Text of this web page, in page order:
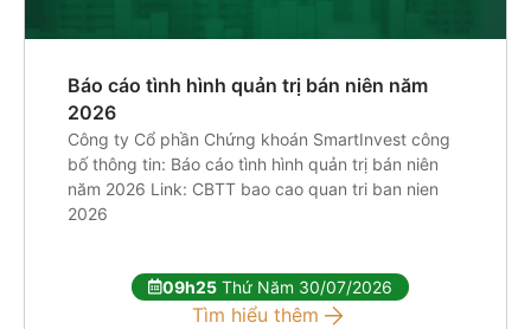
Báo cáo tình hình quản trị bán niên năm
2026
Công ty Cổ phần Chứng khoán SmartInvest công
bố thông tin: Báo cáo tình hình quản trị bán niên
năm 2026 Link: CBTT bao cao quan tri ban nien
2026
09h25 Thứ Năm 30/07/2026
Tìm hiểu thêm